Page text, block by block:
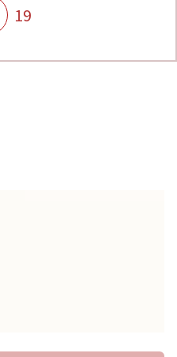
19